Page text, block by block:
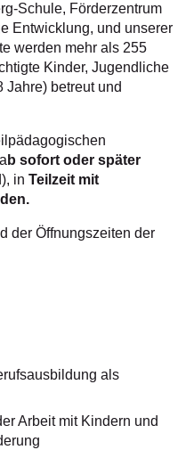
Schule, Förderzentrum
Entwicklung, und unserer
werden mehr als 255
Kinder, Jugendliche
Jahre) betreut und
b sofort oder später
in Teilzeit mit
der Öffnungszeiten der
als
Arbeit mit Kindern und